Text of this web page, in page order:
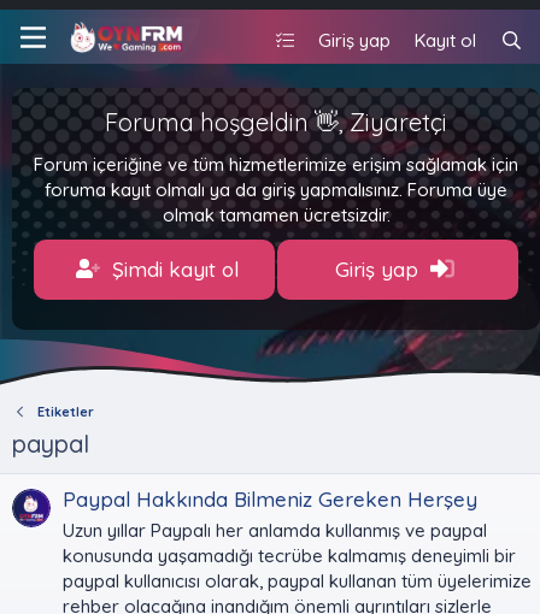
Giriş yap Kayıt ol
Foruma hoşgeldin 👋, Ziyaretçi
Forum içeriğine ve tüm hizmetlerimize erişim sağlamak için
foruma kayıt olmalı ya da giriş yapmalısınız. Foruma üye
olmak tamamen ücretsizdir.
Şimdi kayıt ol Giriş yap
Etiketler
paypal
Paypal Hakkında Bilmeniz Gereken Herşey
Uzun yıllar Paypalı her anlamda kullanmış ve paypal
konusunda yaşamadığı tecrübe kalmamış deneyimli bir
paypal kullanıcısı olarak, paypal kullanan tüm üyelerimize
rehber olacağına inandığım önemli ayrıntıları sizlerle